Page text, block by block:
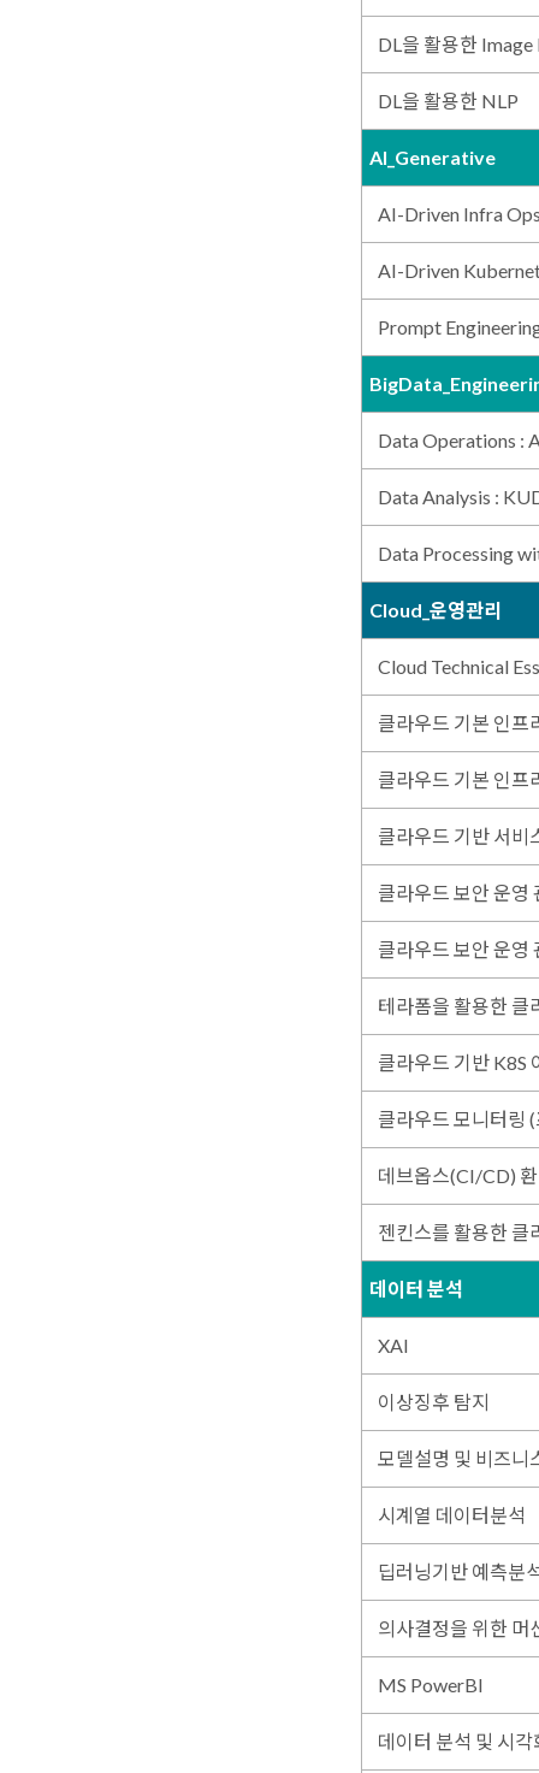
DL을 활용한
DL을 활용한 NLP
AI_Generative
AI-Driven Infra
AI-Driven
Prompt
Data Operations :
Data Analysis :
Data Processing
Cloud_운영관리
Cloud Technical
클라우드 기본 인프
클라우드 기본 인프
클라우드 기반 서비
클라우드 보안 운영
클라우드 보안 운영
테라폼을 활용한 클
클라우드 기반 K8S
클라우드 모니터링
데브옵스(CI/CD)
젠킨스를 활용한 클
데이터 분석
XAI
이상징후 탐지
모델설명 및 비즈니
시계열 데이터분석
딥러닝기반 예측분
의사결정을 위한 머
MS PowerBI
데이터 분석 및 시각